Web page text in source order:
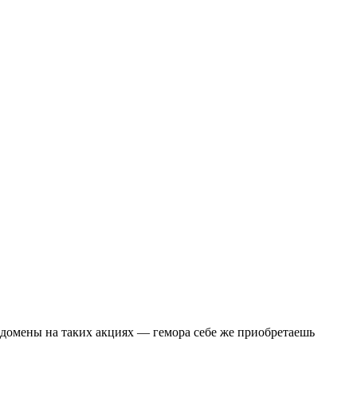
на таких акциях — гемора себе же приобретаешь